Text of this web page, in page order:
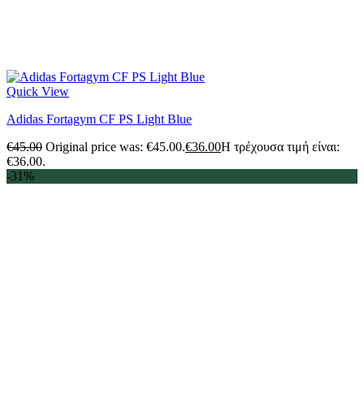
Quick View
Adidas Fortagym CF PS Light Blue
€45.00 Original price was: €45.00.€36.00Η τρέχουσα τιμή είναι:
€36.00.
-31%